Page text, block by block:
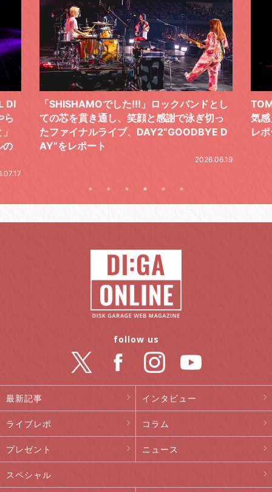
DI
ら
の
「SHISHAMOでした!!!」ロックバンドとし
ての芯を貫き通し、笑顔と感謝で泳ぎ切っ
たファイナルライブ、DAY2“GOODBYE D
AY”をレポート
2026.06.19
気
レ
最新記事 インタビュー
ライブレポ コラム
プレゼント ニュース
スペシャル
follow us